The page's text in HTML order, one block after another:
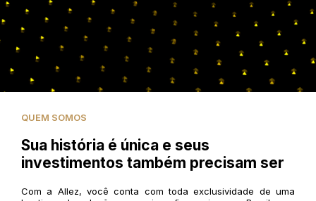
QUEM SOMOS
Sua história é única e seus
investimentos também precisam ser
Com a Allez, você conta com toda exclusividade de uma